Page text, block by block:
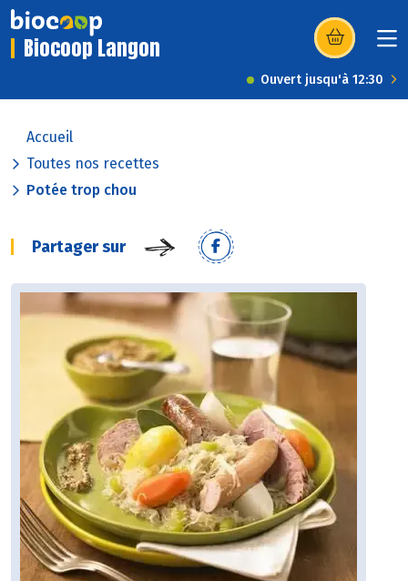
Biocoop Langon (s’ouvre dans
Ouvert jusqu'à 12:30
Accueil
Toutes nos recettes
Potée trop chou
Partager sur